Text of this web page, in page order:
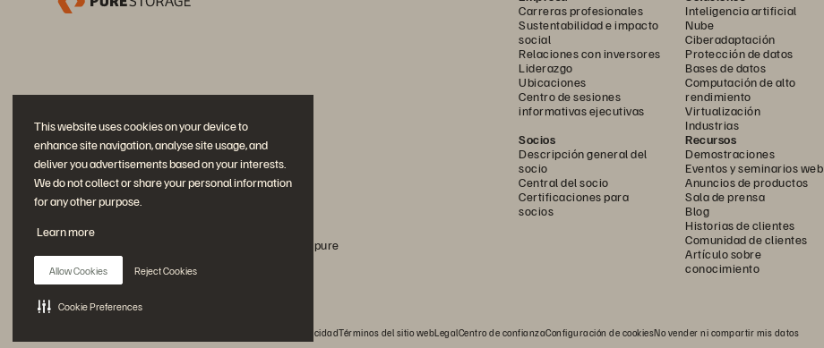
This website uses cookies on your device to
enhance site navigation, analyse site usage, and
deliver you advertisements based on your interests.
We do not collect or share your personal information
for any other purpose.
Learn more
Allow Cookies Reject Cookies
Cookie Preferences
Carreras profesionales
Sustentabilidad e impacto
social
Relaciones con inversores
Liderazgo
Ubicaciones
Centro de sesiones
informativas ejecutivas
Inteligencia artificial
Nube
Ciberadaptación
Protección de datos
Bases de datos
Computación de alto
rendimiento
Virtualización
Industrias
Socios
Descripción general del
socio
Central del socio
Certificaciones para
socios
Recursos
Demostraciones
Eventos y seminarios web
Anuncios de productos
Sala de prensa
Blog
Historias de clientes
Comunidad de clientes
Artículo sobre
conocimiento
Únase a la conversación
Siga todos los canales sociales oficiales de Everpure
PrivacidadTérminos del sitio webLegalCentro de confianzaConfiguración de cookiesNo vender ni compartir mis datos